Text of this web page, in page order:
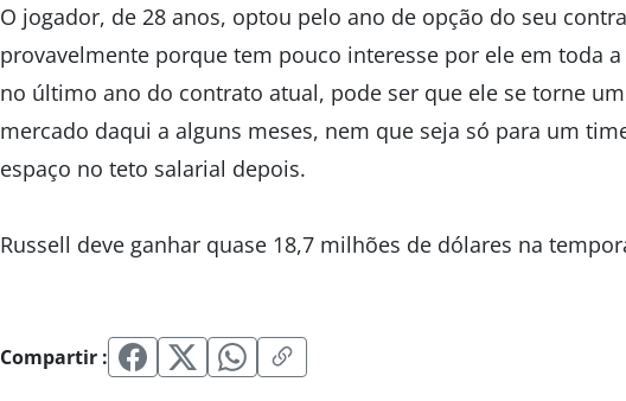
O jogador, de 28 anos, optou pelo ano de opção do seu
provavelmente porque tem pouco interesse por ele em toda
no último ano do contrato atual, pode ser que ele se torne
mercado daqui a alguns meses, nem que seja só para um
espaço no teto salarial depois.
Russell deve ganhar quase 18,7 milhões de dólares na
Compartir :